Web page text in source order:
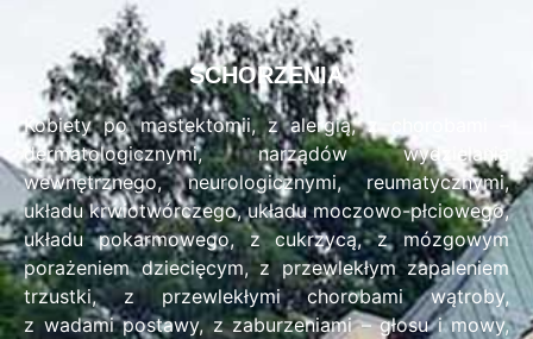
SCHORZENIA
Kobiety po mastektomii, z alergią, z chorobami –
dermatologicznymi, narządów wydzielania
wewnętrznego, neurologicznymi, reumatycznymi,
układu krwiotwórczego, układu moczowo-płciowego,
układu pokarmowego, z cukrzycą, z mózgowym
porażeniem dziecięcym, z przewlekłym zapaleniem
trzustki, z przewlekłymi chorobami wątroby,
z wadami postawy, z zaburzeniami – głosu i mowy,